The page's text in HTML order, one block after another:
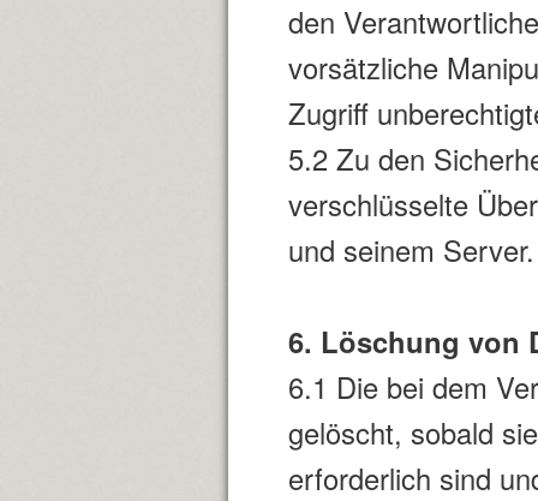
den
vorsätzliche
Zugriff
5.2 Zu den
verschlüsselte
und seinem Server.
6. Löschung von
6.1 Die bei dem
gelöscht, sobald
erforderlich sind